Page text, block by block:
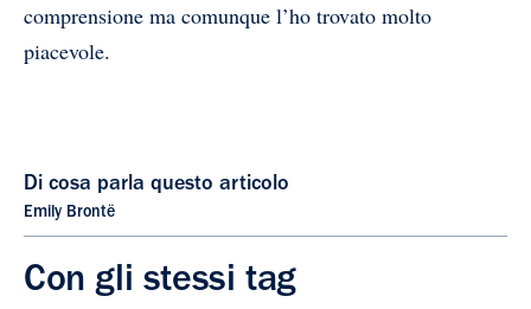
comprensione ma comunque l’ho trovato molto
piacevole.
Di cosa parla questo articolo
Emily Brontë
Con gli stessi tag